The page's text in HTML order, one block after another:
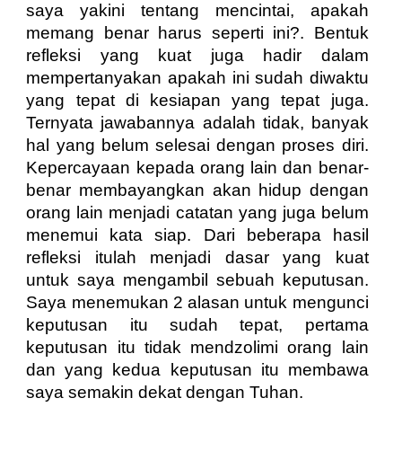
saya yakini tentang mencintai, apakah
memang benar harus seperti ini?. Bentuk
refleksi yang kuat juga hadir dalam
mempertanyakan apakah ini sudah diwaktu
yang tepat di kesiapan yang tepat juga.
Ternyata jawabannya adalah tidak, banyak
hal yang belum selesai dengan proses diri.
Kepercayaan kepada orang lain dan benar-
benar membayangkan akan hidup dengan
orang lain menjadi catatan yang juga belum
menemui kata siap. Dari beberapa hasil
refleksi itulah menjadi dasar yang kuat
untuk saya mengambil sebuah keputusan.
Saya menemukan 2 alasan untuk mengunci
keputusan itu sudah tepat, pertama
keputusan itu tidak mendzolimi orang lain
dan yang kedua keputusan itu membawa
saya semakin dekat dengan Tuhan.